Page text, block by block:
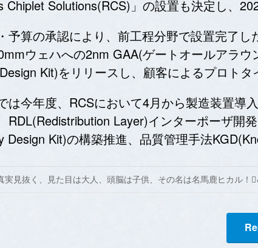
Chiplet Solutions(RCS)」の設置も決定し、
予算の承認により、前工程分野で設置完了
ウェハへの2nm GAA(ゲートオールアラ
Kit)をリリースし、顧客によるプロトタ
は今年度、RCSにおいて4月から製造装置導
RDL(Redistribution Layer)インターポーザ開
Design Kit)の構築推進、品質管理手法
実見抜く、見た目は大人、頭脳は子供、その名は名馬鹿ヒカル！